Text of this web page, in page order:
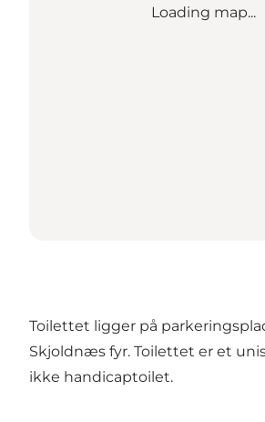
Loading map...
Toilettet ligger på
Skjoldnæs fyr. Toilettet er et
ikke handicaptoilet.